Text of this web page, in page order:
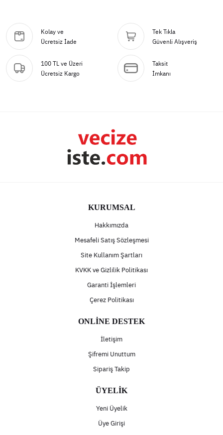
Kolay ve
Ücretsiz İade
Tek Tıkla
Güvenli Alışveriş
100 TL ve Üzeri
Ücretsiz Kargo
Taksit
İmkanı
KURUMSAL
Hakkımızda
Mesafeli Satış Sözleşmesi
Site Kullanım Şartları
KVKK ve Gizlilik Politikası
Garanti İşlemleri
Çerez Politikası
ONLİNE DESTEK
İletişim
Şifremi Unuttum
Sipariş Takip
ÜYELİK
Yeni Üyelik
Üye Girişi